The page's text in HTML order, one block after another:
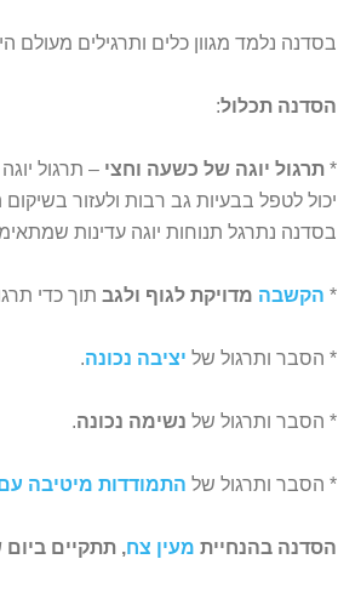
בסדנה נלמד מגוון כלים ותרגילים מעולם
הסדנה תכלול:
* תרגול יוגה של כשעה וחצי – תרגול
יכול לטפל בבעיות גב רבות ולעזור
בסדנה נתרגל תנוחות יוגה עדינות
* הקשבה מדויקת לגוף ולגב תוך כדי
* הסבר ותרגול של יציבה נכונה.
* הסבר ותרגול של נשימה נכונה.
* הסבר ותרגול של התמודדות מיטיבה
הסדנה בהנחיית מעין צח, תתקיים ביום שישי, 28/5/21,